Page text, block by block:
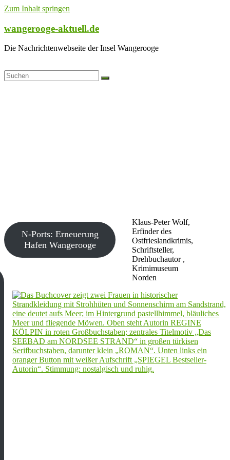
Zum Inhalt springen
wangerooge-aktuell.de
Die Nachrichtenwebseite der Insel Wangerooge
Klaus-Peter Wolf,
Erfinder des
Ostfrieslandkrimis,
Schriftsteller,
Drehbuchautor ,
Krimimuseum
Norden
N-Ports: Erneuerung
Hafen Wangerooge